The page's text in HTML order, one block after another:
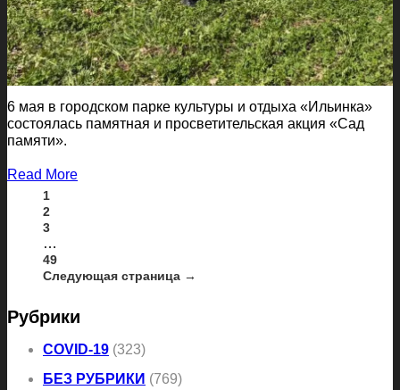
6 мая в городском парке культуры и отдыха «Ильинка»
состоялась памятная и просветительская акция «Сад
памяти».
Read More
1
2
3
…
49
Следующая страница →
Рубрики
COVID-19 (323)
БЕЗ РУБРИКИ (769)